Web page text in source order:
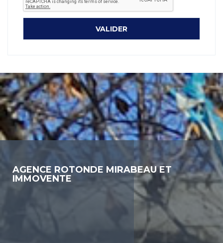
AGENCE ROTONDE MIRABEAU ET
IMMOVENTE